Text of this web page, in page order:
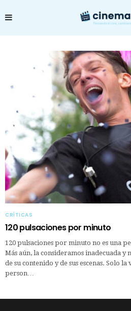
CRÍTICAS
120 pulsaciones por minuto
120 pulsaciones por minuto no es una
Más aún, la consideramos inadecuada y
de su contenido y de sus escenas. Solo
person…